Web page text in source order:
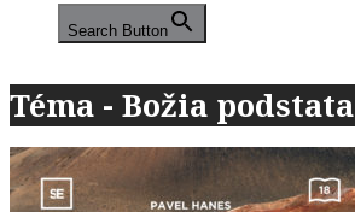
Search Button
Téma - Božia podstata